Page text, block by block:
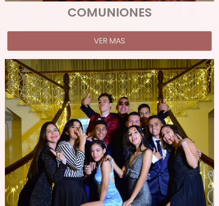
COMUNIONES
VER MAS